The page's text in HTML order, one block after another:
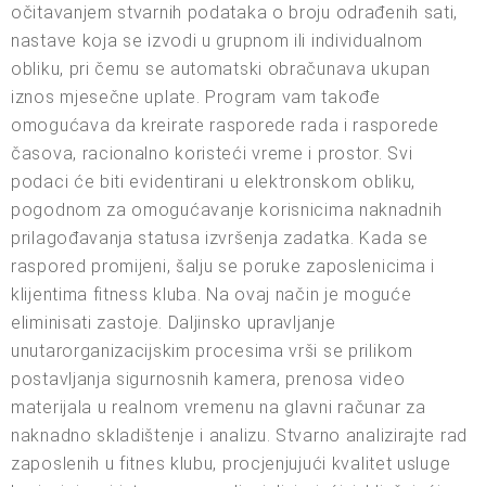
očitavanjem stvarnih podataka o broju odrađenih sati,
nastave koja se izvodi u grupnom ili individualnom
obliku, pri čemu se automatski obračunava ukupan
iznos mjesečne uplate. Program vam takođe
omogućava da kreirate rasporede rada i rasporede
časova, racionalno koristeći vreme i prostor. Svi
podaci će biti evidentirani u elektronskom obliku,
pogodnom za omogućavanje korisnicima naknadnih
prilagođavanja statusa izvršenja zadatka. Kada se
raspored promijeni, šalju se poruke zaposlenicima i
klijentima fitness kluba. Na ovaj način je moguće
eliminisati zastoje. Daljinsko upravljanje
unutarorganizacijskim procesima vrši se prilikom
postavljanja sigurnosnih kamera, prenosa video
materijala u realnom vremenu na glavni računar za
naknadno skladištenje i analizu. Stvarno analizirajte rad
zaposlenih u fitnes klubu, procjenjujući kvalitet usluge